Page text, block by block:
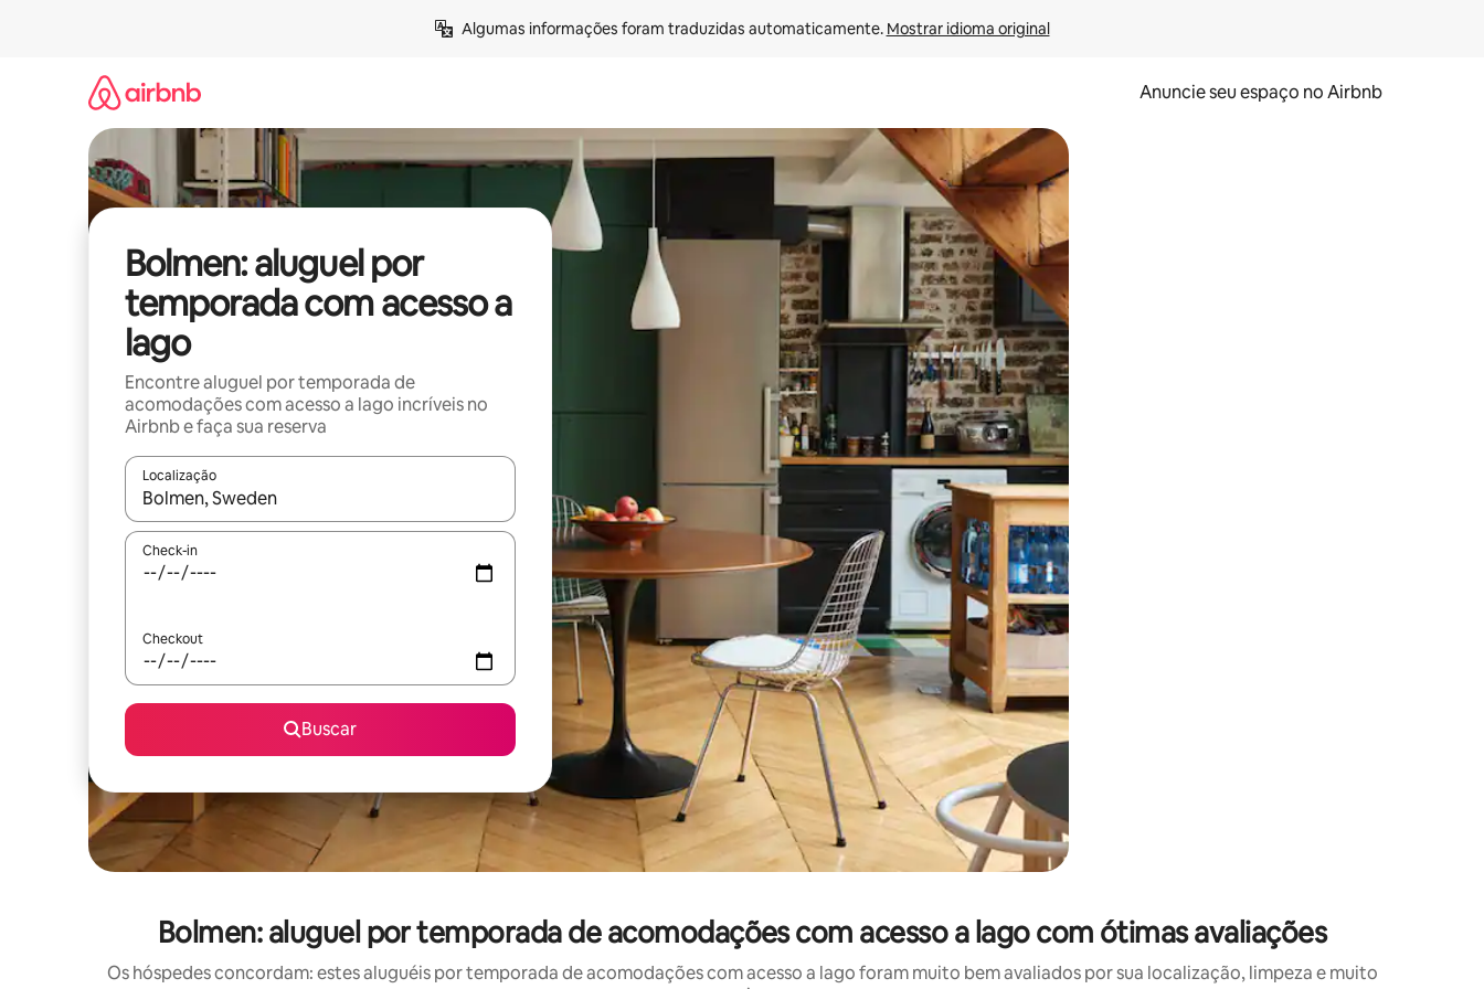
Algumas informações foram traduzidas automaticamente. Mostrar idioma original
Anuncie seu espaço no Airbnb
Bolmen: aluguel por
temporada com acesso a
lago
Encontre aluguel por temporada de
acomodações com acesso a lago incríveis no
Airbnb e faça sua reserva
Localização
Quando os resultados estiverem disponíveis, explore-os usando as seta para cima e para baixo do teclado ou tocando e deslizando o dedo na tela.
Check-in
Checkout
Buscar
Bolmen: aluguel por temporada de acomodações com acesso a lago com ótimas avaliações
Os hóspedes concordam: estes aluguéis por temporada de acomodações com acesso a lago foram muito bem avaliados por sua localização, limpeza e muito